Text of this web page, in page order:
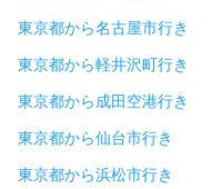
東京都から名古屋市行き
東京都から軽井沢町行き
東京都から成田空港行き
東京都から仙台市行き
東京都から浜松市行き